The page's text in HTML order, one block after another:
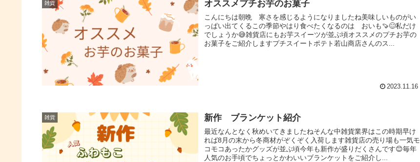
雑貨 オススメプチお芋のお菓子
こんにちは朝晩 寒さを感じるようになりましたね美味しいものがい
っぱい出てくるこの季節やはり食べたくなるのは おいも🍠😊私だけ
でしょうか😅雑貨店にもお芋スイーツが並ぶ頃オススメのプチお芋の
お菓子をご紹介しますプチスイートポテト若山商店さんのス...
2023.11.16
雑貨 新作 ブランケット紹介
最近なんとなく秋めいてきましたねそんな中雑貨業界はこの時期早け
れば8月の末から冬商材がぞくぞく入荷します雑貨店の売り場も一気モ
コモコあったかグッズが並ぶ頃今年も新作が盛りだくさんです😊毎年
人気のお手頃でちょっとかわいいブランケットをご紹介し...